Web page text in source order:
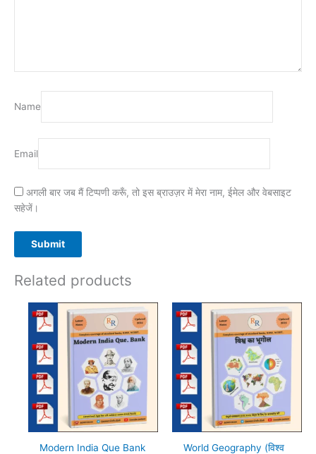
Name
Email
अगली बार जब मैं टिप्पणी करूँ, तो इस ब्राउज़र में मेरा नाम, ईमेल और वेबसाइट
सहेजें।
Related products
Modern India Que Bank
World Geography (विश्व